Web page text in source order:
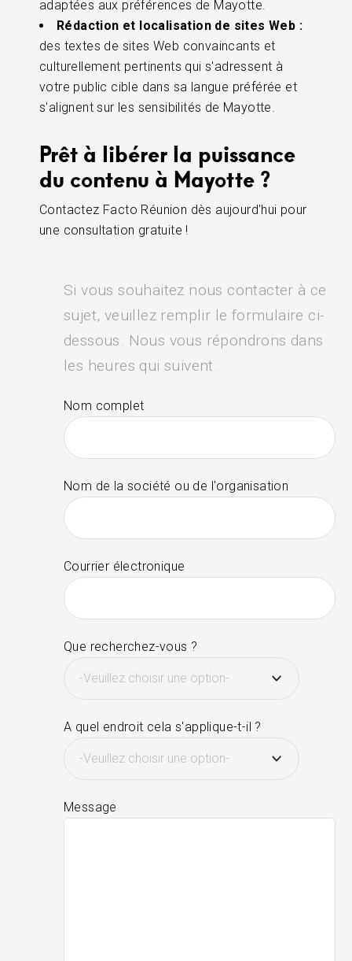
adaptées aux préférences de Mayotte.
Rédaction et localisation de sites Web :
des textes de sites Web convaincants et
culturellement pertinents qui s'adressent à
votre public cible dans sa langue préférée et
s'alignent sur les sensibilités de Mayotte.
Prêt à libérer la puissance
du contenu à Mayotte ?
Contactez Facto Réunion dès aujourd'hui pour
une consultation gratuite !
Si vous souhaitez nous contacter à ce
sujet, veuillez remplir le formulaire ci-
dessous. Nous vous répondrons dans
les heures qui suivent.
Nom complet
Nom de la société ou de l'organisation
Courrier électronique
Que recherchez-vous ?
A quel endroit cela s'applique-t-il ?
Message